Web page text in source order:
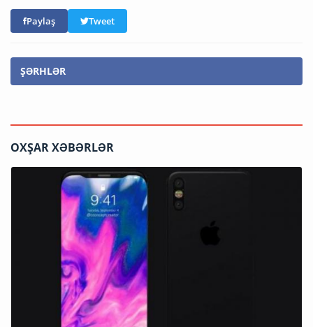
Paylaş Tweet
ŞƏRHLƏR
OXŞAR XƏBƏRLƏR